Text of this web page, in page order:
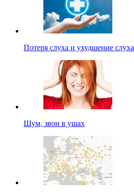
Потеря слуха и ухудшение слуха
Шум, звон в ушах